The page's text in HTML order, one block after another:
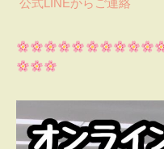
公式LINEからご連絡